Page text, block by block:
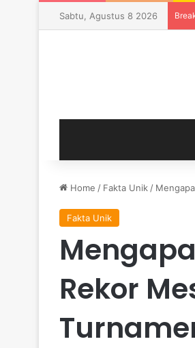
Sabtu, Agustus 8 2026
Home / Fakta Unik /
Fakta Unik
Rekor